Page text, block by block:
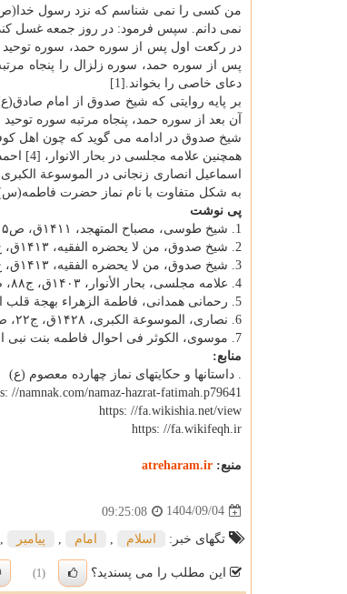
من کسی را نمی شناسم که نزد رسول خدا(ص)
نمی دانم. سپس فرمود: در روز جمعه غسل کند
در رکعت اول پس از سوره حمد، سوره توحید
پس از سوره حمد، سوره زلزال را پنجاه
دعای خاصی را بخواند.[1]
بر پایه روایتی که شیخ صدوق از امام
آن بعد از سوره حمد، پنجاه مرتبه سوره توحید
شیخ صدوق در ادامه می گوید که چون اهل
همچنین علامه مجلسی در بحار الانوار، [4] احمد رحمانی همدانی در کتاب فاطمة الزهراء بهجة قلب المصطفی، [5]
به شکل متفاوت با نام نماز حضرت فاطمه(س)
پی نوشت
1. شیخ طوسی، مصباح المتهجد، ۱۴۱۱ق، ص۳۱۵؛ ابن طاووس، جمال الاسبوع، ۱۳۷۱ش، ص۱۷۲.
2. شیخ صدوق، من لا یحضره الفقیه، ۱۴۱۳ق، ج۱، ص۵۴۴.
3. شیخ صدوق، من لا یحضره الفقیه، ۱۴۱۳ق، ج۱، ص۵۶۶.
4. علامه مجلسی، بحار الأنوار، ۱۴۰۳ق، ج۸۸، ص۱۸۳–۱۸۵.
5. رحمانی همدانی، فاطمة الزهراء بهجة قلب المصطفی، ۱۳۷۸ش، ص۲۲۳–۲۲۸.
6. نصاری، الموسوعة الکبری، ۱۴۲۸ق، ج۲۲، ص۳۹۸–۴۲۶.
7. موسوی، الکوثر فی احوال فاطمه بنت نبی الاعظم، ۱۳۸۶ش، ج۴، ص۵۳۵–۵۵۶.
منابع:
. داستانها و حکایتهای نماز چهارده معصوم (ع)
//namnak.com/namaz-hazrat-fatimah.p79641
https: //fa.wikishia.net/view
https: //fa.wikifeqh.ir
منبع: atreharam.ir
1404/09/04
09:25:08
تگهای خبر: اسلام امام پیامبر
این مطلب را می پسندید؟ (1)